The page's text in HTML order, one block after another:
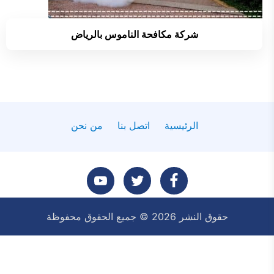
شركة مكافحة الناموس بالرياض
الرئيسية اتصل بنا من نحن
تابعنا
على
تابعنا
على
تابعنا
على حقوق النشر 2026 © جميع الحقوق محفوظة